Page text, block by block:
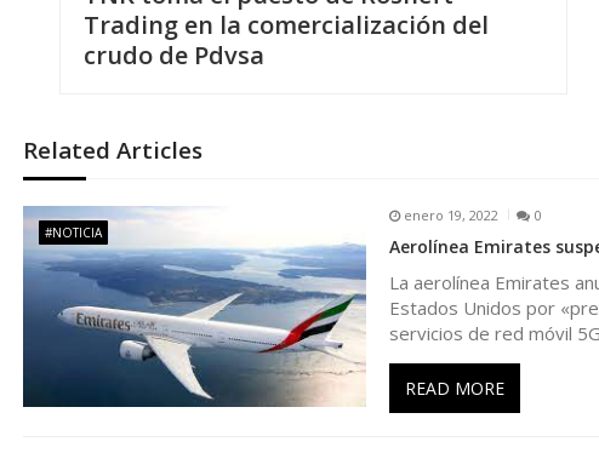
g
a
c
i
ó
Trading en la comercialización del
crudo de Pdvsa
Related Articles
#NOTICIA
enero 19, 2022 0
Aerolínea Emirates
La aerolínea Emirates
Estados Unidos por
servicios de red móvil
READ MORE